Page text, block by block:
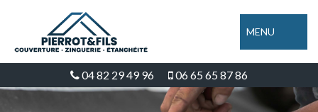
MENU
04 82 29 49 96 06 65 65 87 86